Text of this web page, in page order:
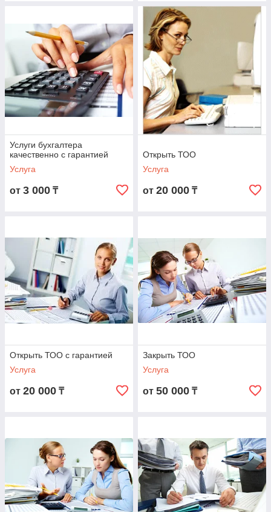
Услуги бухгалтера
качественно с гарантией
Услуга
от 3 000 ₸
Открыть ТОО
Услуга
от 20 000 ₸
Открыть ТОО с гарантией
Услуга
от 20 000 ₸
Закрыть ТОО
Услуга
от 50 000 ₸